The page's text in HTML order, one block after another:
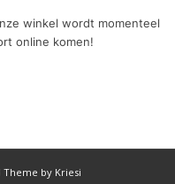
winkel wordt momenteel
online komen!
Theme by Kriesi